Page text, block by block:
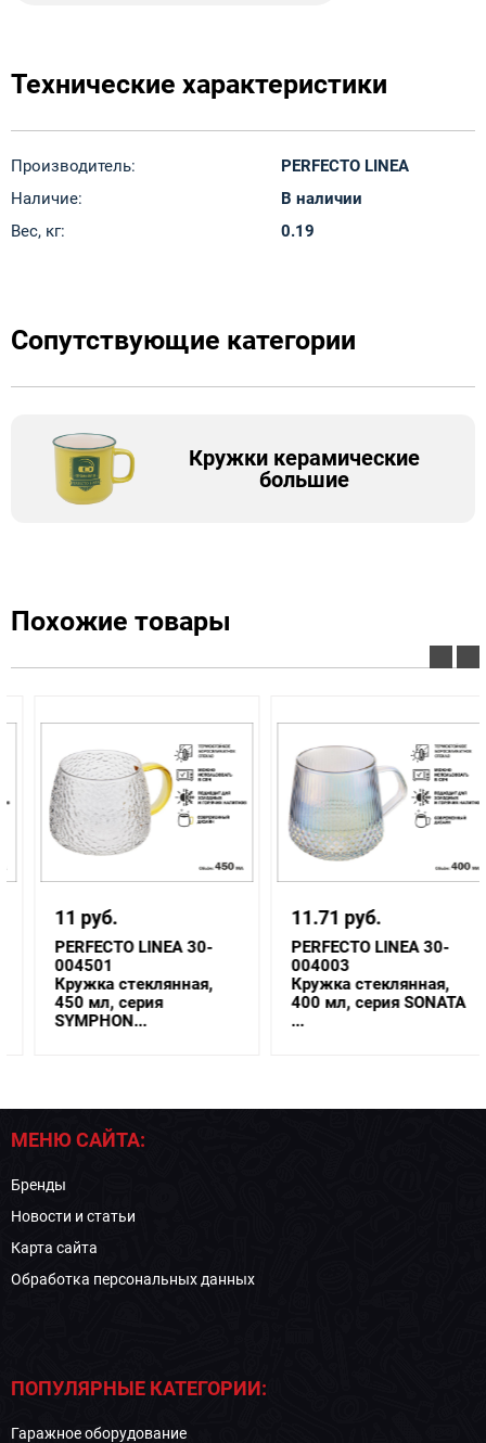
Технические характеристики
Производитель:
PERFECTO LINEA
Наличие:
В наличии
Вес, кг:
0.19
Сопутствующие категории
Кружки керамические
большие
Похожие товары
11 руб.
PERFECTO LINEA 30-
004501
Кружка стеклянная,
450 мл, серия
SYMPHON...
11.71 руб.
PERFECTO LINEA 30-
004003
Кружка стеклянная,
400 мл, серия SONATA
МЕНЮ САЙТА:
Бренды
Новости и статьи
Карта сайта
Обработка персональных данных
ПОПУЛЯРНЫЕ КАТЕГОРИИ:
Гаражное оборудование